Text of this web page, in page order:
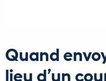
Quand
lieu d’un